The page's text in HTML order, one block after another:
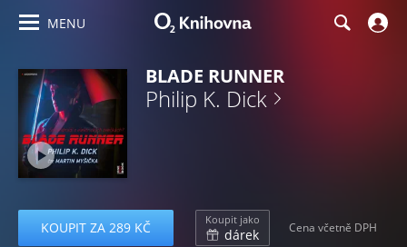
MENU
BLADE RUNNER
Philip K. Dick
KOUPIT ZA 289 KČ Koupit jako
dárek Cena včetně DPH